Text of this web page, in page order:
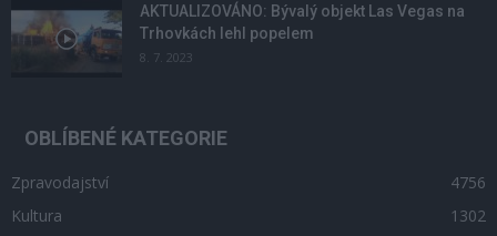
AKTUALIZOVÁNO: Bývalý objekt Las Vegas na
Trhovkách lehl popelem
8. 7. 2023
OBLÍBENÉ KATEGORIE
Zpravodajství
4756
Kultura
1302